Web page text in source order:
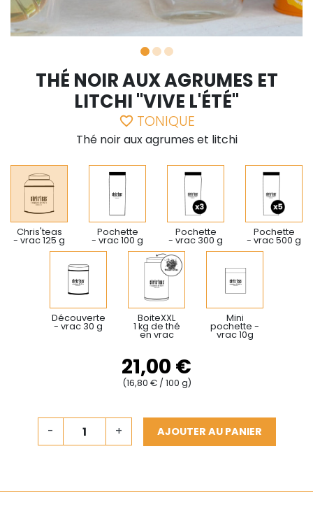
THÉ NOIR AUX AGRUMES ET
LITCHI "VIVE L'ÉTÉ"
favorite_border TONIQUE
Thé noir aux agrumes et litchi
Chris'teas
- vrac 125 g
Pochette
- vrac 100 g
Pochette
- vrac 300 g
Pochette
- vrac 500 g
Découverte
- vrac 30 g
BoiteXXL
1 kg de thé
en vrac
Mini
pochette -
vrac 10g
21,00 €
(16,80 € / 100 g)
- + AJOUTER AU PANIER